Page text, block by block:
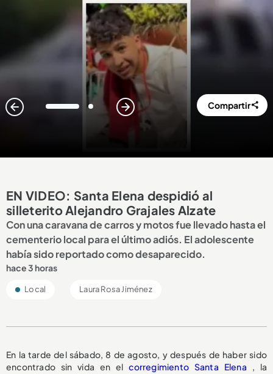
1 2 Compartir
EN VIDEO: Santa Elena despidió al
silleterito Alejandro Grajales Alzate
Con una caravana de carros y motos fue llevado hasta el
cementerio local para el último adiós. El adolescente
había sido reportado como desaparecido.
hace 3 horas
Local Laura Rosa Jiménez
En la tarde del sábado, 8 de agosto, y después de haber sido
encontrado sin vida en elcorregimiento Santa Elena , la